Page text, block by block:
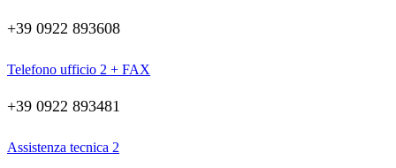
+39 0922 893608
Telefono ufficio 2 + FAX
+39 0922 893481
Assistenza tecnica 2